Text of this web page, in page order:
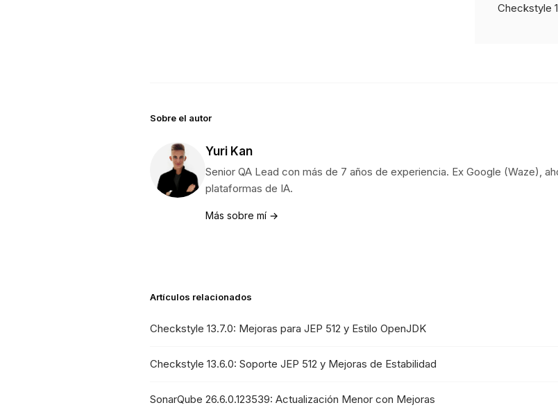
Checkstyle
Sobre el autor
Yuri Kan
Senior QA Lead con más de 7 años de experiencia. Ex Google (Waze),
plataformas de IA.
Más sobre mí →
Artículos relacionados
Checkstyle 13.7.0: Mejoras para JEP 512 y Estilo OpenJDK
Checkstyle 13.6.0: Soporte JEP 512 y Mejoras de Estabilidad
SonarQube 26.6.0.123539: Actualización Menor con Mejoras